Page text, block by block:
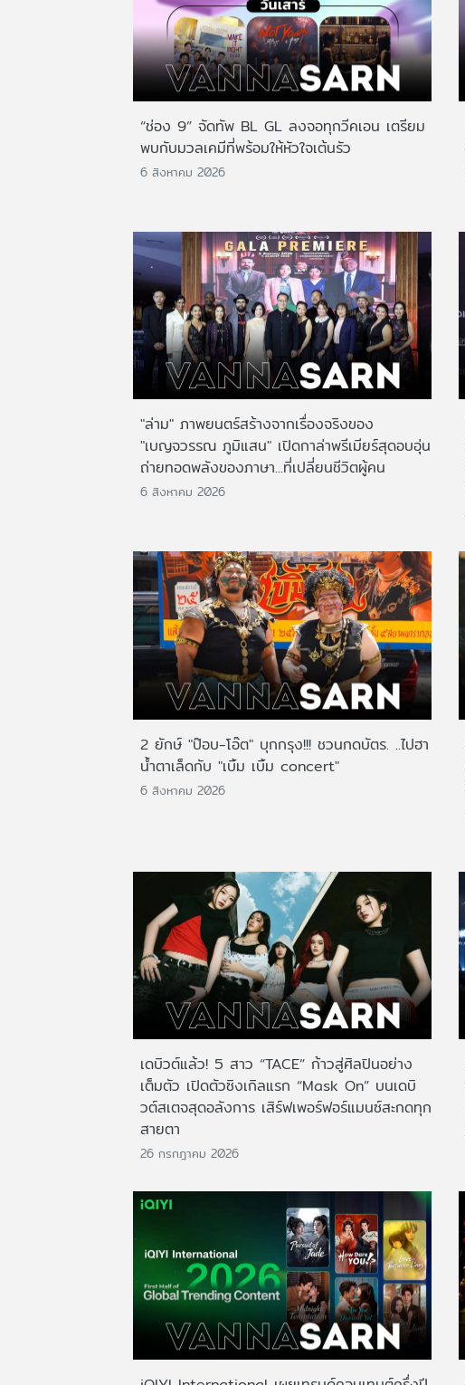
“ช่อง 9” จัดทัพ BL GL ลงจอทุกวีคเอน เตรียม
พบกับมวลเคมีที่พร้อมให้หัวใจเต้นรัว
6 สิงหาคม 2026
"ล่าม" ภาพยนตร์สร้างจากเรื่องจริงของ
"เบญจวรรณ ภูมิแสน" เปิดกาล่าพรีเมียร์สุดอบอุ่น
ถ่ายทอดพลังของภาษา...ที่เปลี่ยนชีวิตผู้คน
6 สิงหาคม 2026
2 ยักษ์ "ป๊อบ-โอ๊ต" บุกกรุง!!! ชวนกดบัตร. ..ไปฮา
น้ำตาเล็ดกับ "เบิ้ม เบิ้ม concert"
6 สิงหาคม 2026
เดบิวต์แล้ว! 5 สาว “TACE” ก้าวสู่ศิลปินอย่าง
เต็มตัว เปิดตัวซิงเกิลแรก “Mask On” บนเดบิ
วต์สเตจสุดอลังการ เสิร์ฟเพอร์ฟอร์แมนซ์สะกดทุก
สายตา
26 กรกฎาคม 2026